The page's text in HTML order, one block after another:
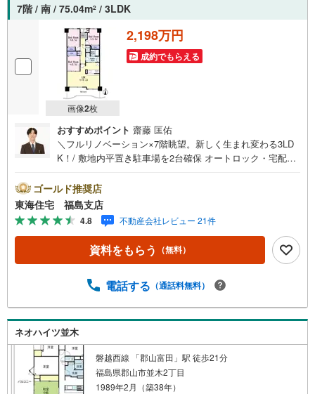
7階 / 南 / 75.04m2 / 3LDK
画像2枚
2,198万円
成約でもらえる
おすすめポイント 齋藤 匡佑
＼フルリノベーション×7階眺望。新しく生まれ変わる3LD
K！/ 敷地内平置き駐車場を2台確保 オートロック・宅配ボ
的。将来を見据えた住まい選び。 福島で31年の地域密着不
動産会社です！福島県出身スタッフが中心で、地元を熟知
した暮らし目線のご提案が強み。Google口コミでも 4.7の
高評価をいただいています！実際のお客様の声も、ぜひ参
考になさってください。＼住宅ローンのご相談は無料で
す！/「通るかな…？」と不安な段階でも大丈夫です。自己
たしません。ライフプランシミュレーションも無料で、将
大歓迎です！店内にはキッズスペースをご用意しておりま
す。おむつ替えやミルクのお湯なども対応可能です。泣い
てしまっても大丈夫ですので、安心してご来店ください
ね。ご相談だけでも大歓迎です！迷っている今だからこ
そ、ぜひ一度お話ししてみませんか？
ゴールド推奨店
東海住宅 福島支店
4.8 不動産会社レビュー 21件
資料をもらう （無料）
電話する （通話料無料）
ネオハイツ並木
磐越西線 「郡山富田」駅 徒歩21分
福島県郡山市並木2丁目
1989年2月（築38年）